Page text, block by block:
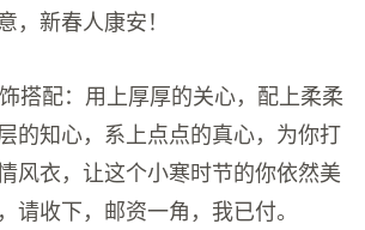
，新春人康安！
搭配：用上厚厚的关心，配上柔柔
的知心，系上点点的真心，为你打
风衣，让这个小寒时节的你依然美
请收下，邮资一角，我已付。